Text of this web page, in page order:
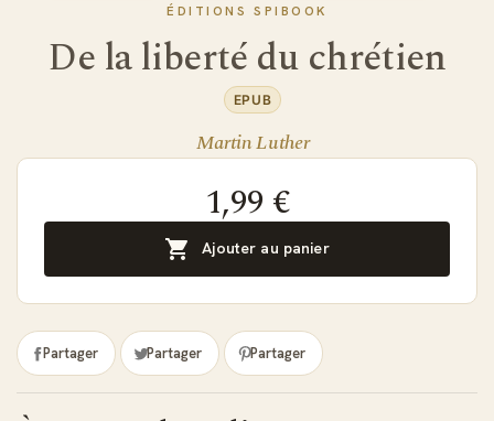
ÉDITIONS SPIBOOK
De la liberté du chrétien
EPUB
Martin Luther
1,99 €
 Ajouter au panier
Partager Partager Partager